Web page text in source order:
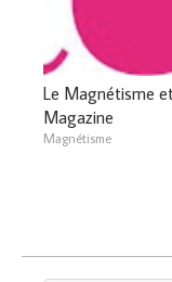
Le Magnétisme
Magazine
Magnétisme